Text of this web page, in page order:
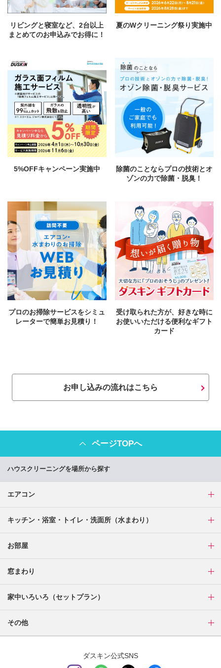
リビングと寝室など、2台以上
まとめてのお申込みでお得に！
夏のWクリーニング祭り実施中
5%OFFキャンペーン実施中
除菌のことならプロの技術とオ
ゾンの力で除菌・脱臭！
プロのお掃除サービスをシミュ
レーターで簡単お見積り！
受け取られた方が、好きな時に
お使いいただける便利なギフト
カード
お申し込みの流れはこちら
ページTOPへ
ハウスクリーニングを場所から探す
エアコン
キッチン・浴室・トイレ・洗面所（水まわり）
お部屋
窓まわり
家中いろいろ（セットプラン）
その他
ダスキン公式SNS